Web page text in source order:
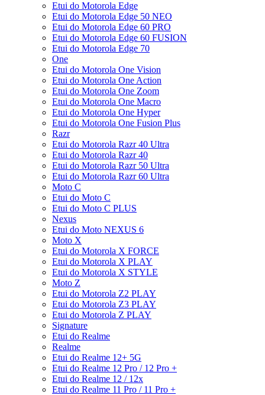
Etui do Motorola Edge
Etui do Motorola Edge 50 NEO
Etui do Motorola Edge 60 PRO
Etui do Motorola Edge 60 FUSION
Etui do Motorola Edge 70
One
Etui do Motorola One Vision
Etui do Motorola One Action
Etui do Motorola One Zoom
Etui do Motorola One Macro
Etui do Motorola One Hyper
Etui do Motorola One Fusion Plus
Razr
Etui do Motorola Razr 40 Ultra
Etui do Motorola Razr 40
Etui do Motorola Razr 50 Ultra
Etui do Motorola Razr 60 Ultra
Moto C
Etui do Moto C
Etui do Moto C PLUS
Nexus
Etui do Moto NEXUS 6
Moto X
Etui do Motorola X FORCE
Etui do Motorola X PLAY
Etui do Motorola X STYLE
Moto Z
Etui do Motorola Z2 PLAY
Etui do Motorola Z3 PLAY
Etui do Motorola Z PLAY
Signature
Etui do Realme
Realme
Etui do Realme 12+ 5G
Etui do Realme 12 Pro / 12 Pro +
Etui do Realme 12 / 12x
Etui do Realme 11 Pro / 11 Pro +